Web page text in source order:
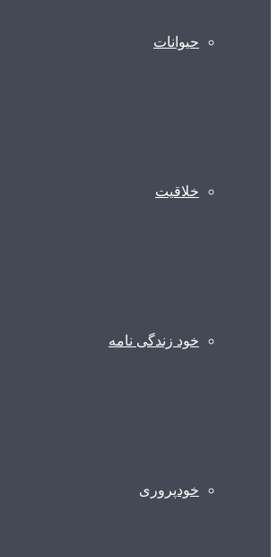
حیوانات
خلاقیت
خود زندگی نامه
خودپروری